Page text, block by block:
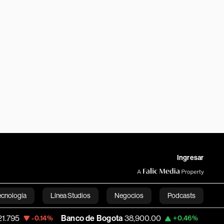
Ingresar
Línea Studios Negocios Podcasts
English
Banco de Bogota 38,900.00 +0.46% Apple 313.305